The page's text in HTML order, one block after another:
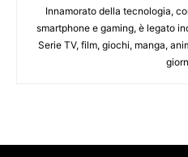
Innamorato della tecnologia,
smartphone e gaming, è legato
Serie TV, film, giochi, manga,